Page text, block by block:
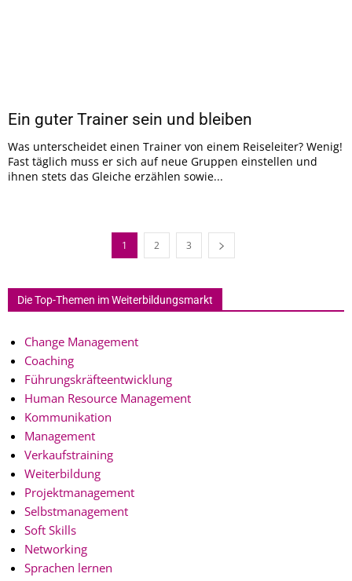
Ein guter Trainer sein und bleiben
Was unterscheidet einen Trainer von einem Reiseleiter? Wenig!
Fast täglich muss er sich auf neue Gruppen einstellen und
ihnen stets das Gleiche erzählen sowie...
1 2 3
Die Top-Themen im Weiterbildungsmarkt
Change Management
Coaching
Führungskräfteentwicklung
Human Resource Management
Kommunikation
Management
Verkaufstraining
Weiterbildung
Projektmanagement
Selbstmanagement
Soft Skills
Networking
Sprachen lernen